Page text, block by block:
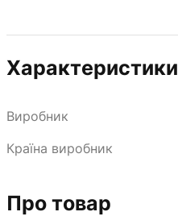
Характеристики
Виробник
Країна виробник
Про товар